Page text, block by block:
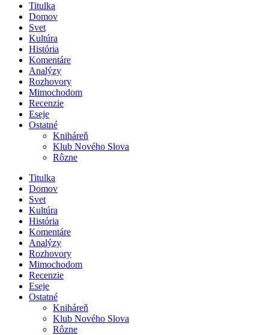
Titulka
Domov
Svet
Kultúra
História
Komentáre
Analýzy
Rozhovory
Mimochodom
Recenzie
Eseje
Ostatné
Kniháreň
Klub Nového Slova
Rôzne
Titulka
Domov
Svet
Kultúra
História
Komentáre
Analýzy
Rozhovory
Mimochodom
Recenzie
Eseje
Ostatné
Kniháreň
Klub Nového Slova
Rôzne